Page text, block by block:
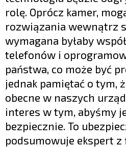
rolę. Oprócz kamer,
rozwiązania wewnątrz
wymagana byłaby
telefonów i
państwa, co może być
jednak pamiętać o tym,
obecne w naszych
interes w tym, abyśmy
bezpiecznie. To
podsumowuje ekspert